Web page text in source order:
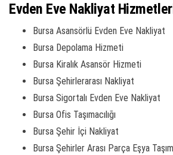
Evden Eve Nakliyat
Bursa Asansörlü Evden Eve Nakliyat
Bursa Depolama Hizmeti
Bursa Kiralık Asansör Hizmeti
Bursa Şehirlerarası Nakliyat
Bursa Sigortalı Evden Eve Nakliyat
Bursa Ofis Taşımacılığı
Bursa Şehir İçi Nakliyat
Bursa Şehirler Arası Parça Eşya